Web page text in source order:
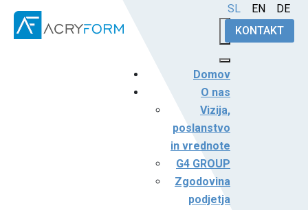
Izberite vaš jezik SL EN DE
Domov
O nas
Vizija,
poslanstvo
in vrednote
G4 GROUP
Zgodovina
podjetja
KONTAKT